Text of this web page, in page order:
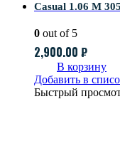
Casual 1.06 M
0 out of 5
2,900.00 ₽
В корзину
Добавить в
Быстрый